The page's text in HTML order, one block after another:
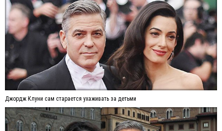
Джордж Клуни сам старается ухаживать за детьми